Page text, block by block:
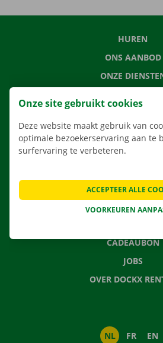
HUREN
ONS AANBOD
ONZE
CONTACTEER
VEELGESTELDE
CADEAUBON
JOBS
OVER DOCKX
NL FR EN
Onze site gebruikt cookies
Deze website maakt gebruik van
optimale bezoekerservaring aan te
surfervaring te verbeteren.
VOORKEUREN
ACCEPTEER ALLE